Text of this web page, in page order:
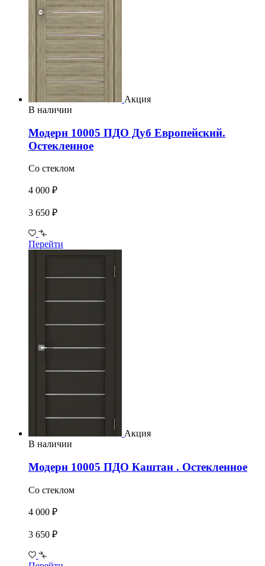
Акция
В наличии
Модерн 10005 ПДО Дуб Европейский.
Остекленное
Со стеклом
4 000 ₽
3 650 ₽
Перейти
Акция
В наличии
Модерн 10005 ПДО Каштан . Остекленное
Со стеклом
4 000 ₽
3 650 ₽